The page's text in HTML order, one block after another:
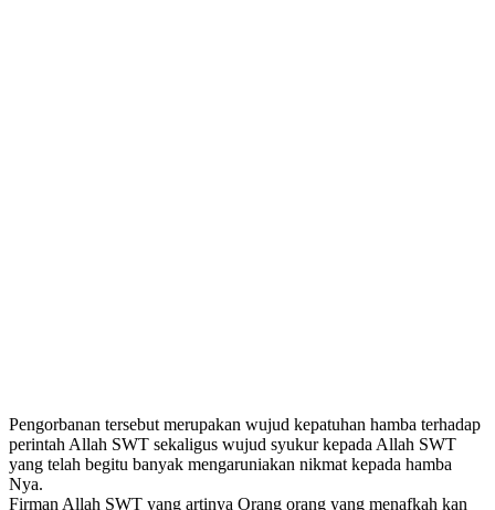
Pengorbanan tersebut merupakan wujud kepatuhan hamba terhadap
perintah Allah SWT sekaligus wujud syukur kepada Allah SWT
yang telah begitu banyak mengaruniakan nikmat kepada hamba
Nya.
Firman Allah SWT yang artinya Orang orang yang menafkah kan